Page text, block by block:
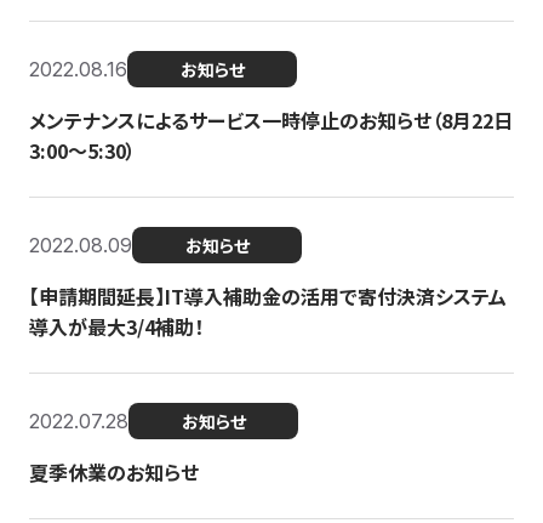
2022.08.16 お知らせ
メンテナンスによるサービス一時停止のお知らせ（8月22日
3:00〜5:30）
2022.08.09 お知らせ
【申請期間延長】IT導入補助金の活用で寄付決済システム
導入が最大3/4補助！
2022.07.28 お知らせ
夏季休業のお知らせ